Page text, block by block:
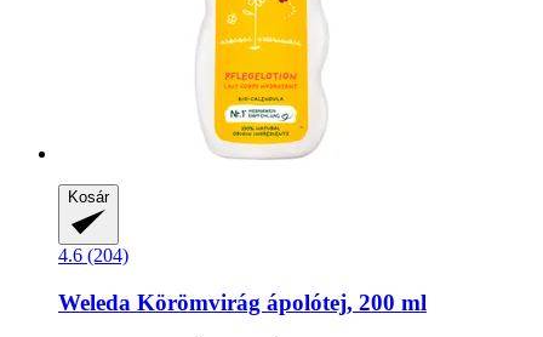
Kosár
4.6 (204)
Weleda Körömvirág ápolótej, 200 ml